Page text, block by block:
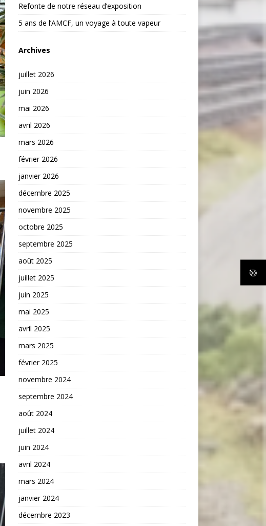
Refonte de notre réseau d’exposition
5 ans de l’AMCF, un voyage à toute vapeur
Archives
juillet 2026
juin 2026
mai 2026
avril 2026
mars 2026
février 2026
janvier 2026
décembre 2025
novembre 2025
octobre 2025
septembre 2025
août 2025
juillet 2025
juin 2025
mai 2025
avril 2025
mars 2025
février 2025
novembre 2024
septembre 2024
août 2024
juillet 2024
juin 2024
avril 2024
mars 2024
janvier 2024
décembre 2023